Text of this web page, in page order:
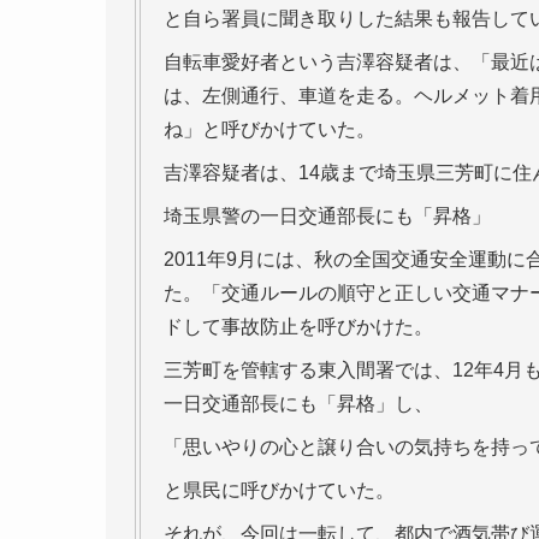
と自ら署員に聞き取りした結果も報告して
自転車愛好者という吉澤容疑者は、「最
は、左側通行、車道を走る。ヘルメット
ね」と呼びかけていた。
吉澤容疑者は、14歳まで埼玉県三芳町に
埼玉県警の一日交通部長にも「昇格」
2011年9月には、秋の全国交通安全運動に
た。「交通ルールの順守と正しい交通マ
ドして事故防止を呼びかけた。
三芳町を管轄する東入間署では、12年4月
一日交通部長にも「昇格」し、
「思いやりの心と譲り合いの気持ちを持
と県民に呼びかけていた。
それが、今回は一転して、都内で酒気帯